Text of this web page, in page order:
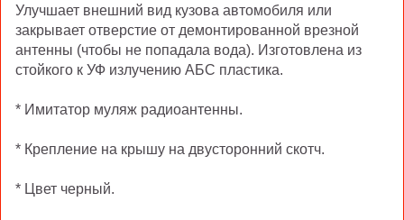
Улучшает внешний вид кузова автомобиля или
закрывает отверстие от демонтированной врезной
антенны (чтобы не попадала вода). Изготовлена из
стойкого к УФ излучению АБС пластика.
* Имитатор муляж радиоантенны.
* Крепление на крышу на двусторонний скотч.
* Цвет черный.